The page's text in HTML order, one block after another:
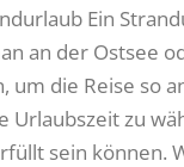
Ein
an der Ostsee
um die Reise so
Urlaubszeit zu
sein können.